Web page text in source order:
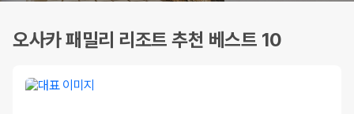
오사카 패밀리 리조트 추천 베스트 10